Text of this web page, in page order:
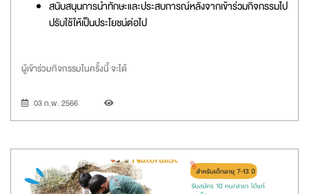
สนับสนุนการนำทักษะและประสบการณ์หลังจากเข้าร่วมกิจกรรมไป
ปรับใช้ให้เป็นประโยชน์ต่อไป
ผู้เข้าร่วมกิจกรรมในครั้งนี้ จะได้
03 ก.พ. 2566